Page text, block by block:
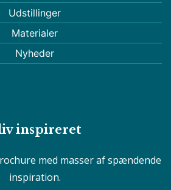
Udstillinger
Materialer
Nyheder
inspireret
med masser af spændende
inspiration.